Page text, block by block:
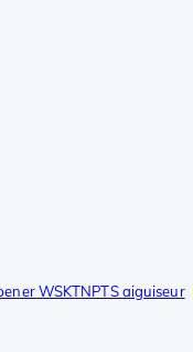
WSKTNPTS aiguiseur